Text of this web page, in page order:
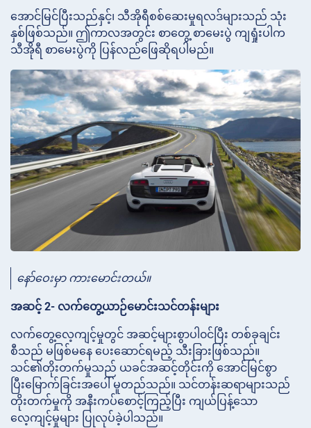
အောင်မြင်ပြီးသည်နှင့်၊ သီအိုရီစစ်ဆေးမှုရလဒ်များသည် သုံး
နှစ်ဖြစ်သည်။ ဤကာလအတွင်း စာတွေ့ စာမေးပွဲ ကျရှုံးပါက
သီအိုရီ စာမေးပွဲကို ပြန်လည်ဖြေဆိုရပါမည်။
နော်ဝေးမှာ ကားမောင်းတယ်။
အဆင့် 2- လက်တွေ့ယာဉ်မောင်းသင်တန်းများ
လက်တွေ့လေ့ကျင့်မှုတွင် အဆင့်များစွာပါ၀င်ပြီး တစ်ခုချင်း
စီသည် မဖြစ်မနေ ပေးဆောင်ရမည့် သီးခြားဖြစ်သည်။
သင်၏တိုးတက်မှုသည် ယခင်အဆင့်တိုင်းကို အောင်မြင်စွာ
ပြီးမြောက်ခြင်းအပေါ် မူတည်သည်။ သင်တန်းဆရာများသည်
တိုးတက်မှုကို အနီးကပ်စောင့်ကြည့်ပြီး ကျယ်ပြန့်သော
လေ့ကျင့်မှုများ ပြုလုပ်ခဲ့ပါသည်။